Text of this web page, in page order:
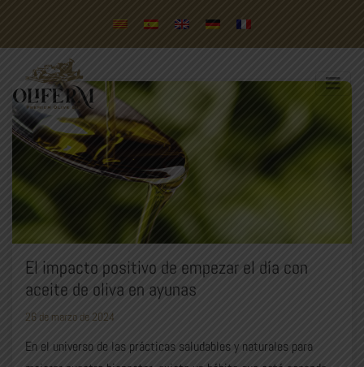
El impacto positivo de empezar el día con
aceite de oliva en ayunas
26 de marzo de 2024
En el universo de las prácticas saludables y naturales para